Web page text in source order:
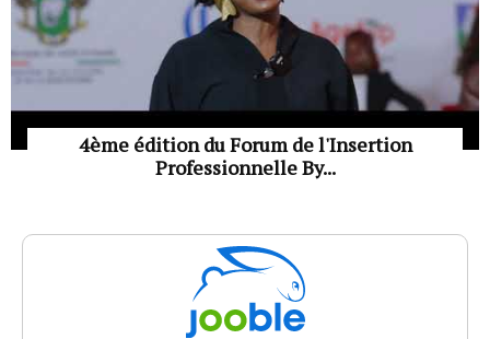
4ème édition du Forum de l'Insertion
Professionnelle By...